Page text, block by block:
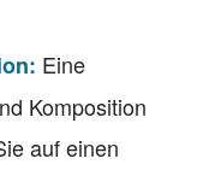
Eine
Komposition
auf einen